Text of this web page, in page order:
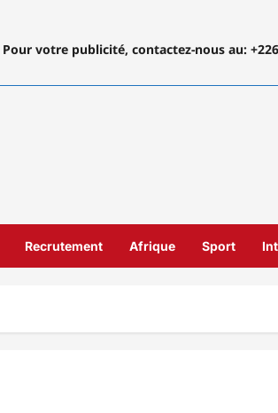
Pour votre publicité, contactez-nous au:
Recrutement Afrique Sport